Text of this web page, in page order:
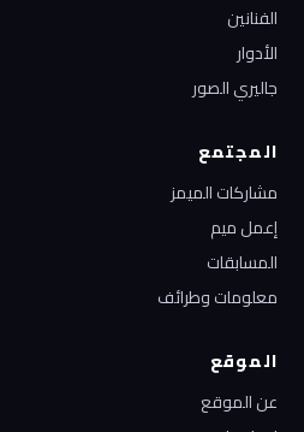
الفنانين
الأدوار
جاليري الصور
المجتمع
مشاركات الميمز
إعمل ميم
المسابقات
معلومات وطرائف
الموقع
عن الموقع